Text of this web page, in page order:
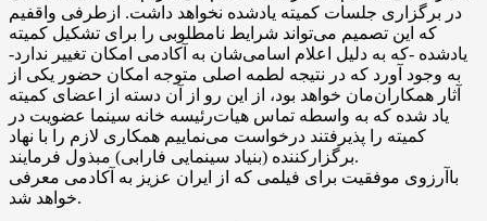
در برگزاری جلسات کمیته یادشده نخواهد داشت. ازطرفی واقفیم
که این تصمیم می‌تواند شرایط نامطلوبی را برای تشکیل کمیته
یادشده -که به دلیل اعلام اسامی‌شان به آکادمی امکان تغییر ندارد-
به وجود آورد که در نتیجه لطمه اصلی متوجه امکان حضور یکی از
آثار همکاران‌مان خواهد بود، از این رو از آن دسته از اعضای کمیته
یاد شده که به واسطه تماس هیات‌رئیسه خانه سینما عضویت در
کمیته را پذیرفتند درخواست می‌نماییم همکاری لازم را با نهاد
برگزارکننده (بنیاد سینمایی فارابی) مبذول فرمایند.
باآرزوی موفقیت برای فیلمی که از ایران عزیز به آکادمی معرفی
خواهد شد.